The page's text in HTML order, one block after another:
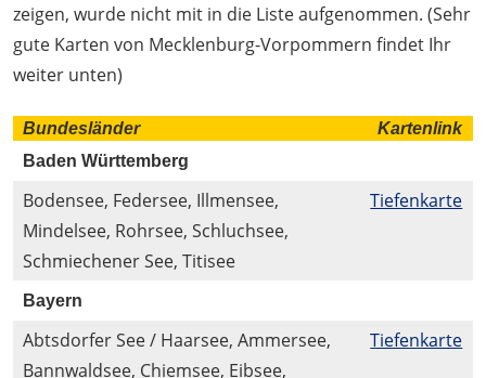
zeigen, wurde nicht mit in die Liste aufgenommen. (Sehr
gute Karten von Mecklenburg-Vorpommern findet Ihr
weiter unten)
Bundesländer
Kartenlink
Baden Württemberg
Bodensee, Federsee, Illmensee,
Mindelsee, Rohrsee, Schluchsee,
Schmiechener See, Titisee
Tiefenkarte
Bayern
Abtsdorfer See / Haarsee, Ammersee,
Bannwaldsee, Chiemsee, Eibsee,
Tiefenkarte